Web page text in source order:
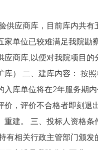
供应商库，目前库内共
家单位已较难满足我院
应商库,以便对我院项目
库） 二、建库内容： 按
入库单位将在2年服务期
价，评价不合格者即刻退
建。 三、投标人资格
有相关行政主管部门颁